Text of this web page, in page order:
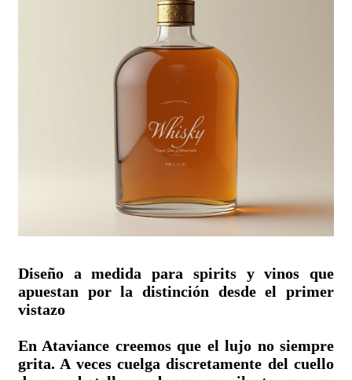
Diseño a medida para spirits y vinos que
apuestan por la distinción desde el primer
vistazo
En Ataviance creemos que el lujo no siempre
grita. A veces cuelga discretamente del cuello